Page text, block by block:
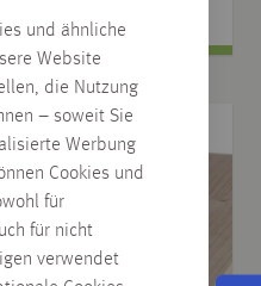
und ähnliche
Website
die Nutzung
– soweit Sie
Werbung
Cookies und
für
für nicht
verwendet